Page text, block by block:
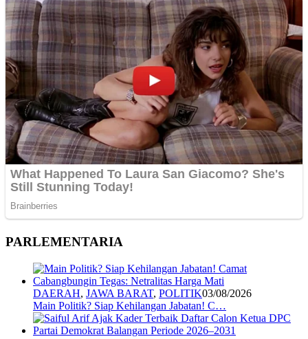
PARLEMENTARIA
DAERAH, JAWA BARAT, POLITIK03/08/2026
Main Politik? Siap Kehilangan Jabatan! C…